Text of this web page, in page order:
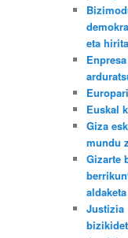
eta
Euskal
Giza
mundu
Gizarte
aldaketa
Justizia